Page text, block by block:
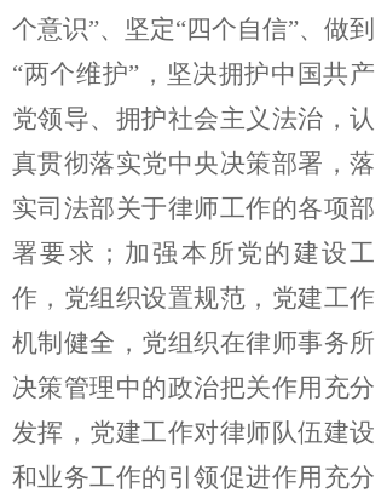
个意识”、坚定“四个自信”、做到
“两个维护”，坚决拥护中国共产
党领导、拥护社会主义法治，认
真贯彻落实党中央决策部署，落
实司法部关于律师工作的各项部
署要求；加强本所党的建设工
作，党组织设置规范，党建工作
机制健全，党组织在律师事务所
决策管理中的政治把关作用充分
发挥，党建工作对律师队伍建设
和业务工作的引领促进作用充分